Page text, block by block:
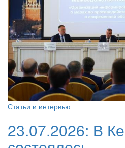
Статьи и интервью
23.07.2026: В